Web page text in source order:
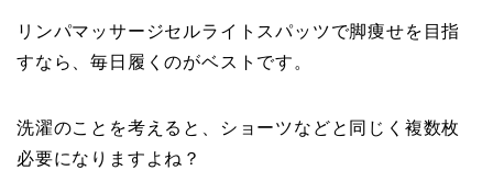
リンパマッサージセルライトスパッツで脚痩せを目指
すなら、毎日履くのがベストです。
洗濯のことを考えると、ショーツなどと同じく複数枚
必要になりますよね？